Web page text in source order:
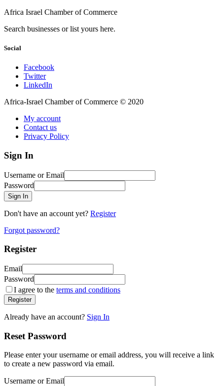
Africa Israel Chamber of Commerce
Search businesses or list yours here.
Social
Facebook
Twitter
LinkedIn
Africa-Israel Chamber of Commerce © 2020
My account
Contact us
Privacy Policy
Sign In
Username or Email
Password
Sign In
Don't have an account yet? Register
Forgot password?
Register
Email
Password
I agree to the terms and conditions
Register
Already have an account? Sign In
Reset Password
Please enter your username or email address, you will receive a link
to create a new password via email.
Username or Email